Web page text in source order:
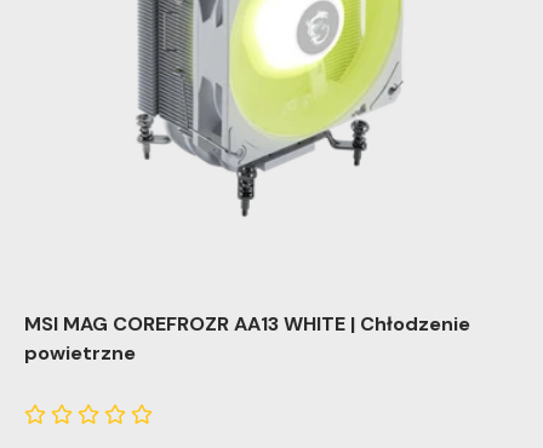
MSI MAG COREFROZR AA13 WHITE | Chłodzenie
powietrzne